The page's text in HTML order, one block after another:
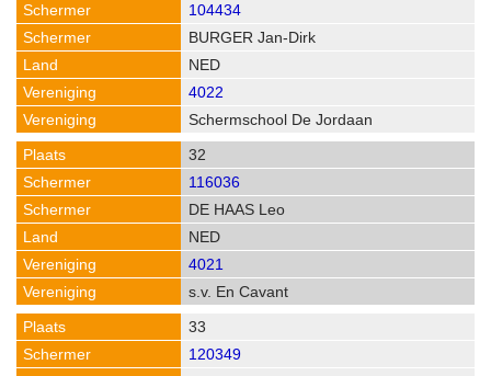
104434
BURGER Jan-Dirk
NED
4022
Schermschool De Jordaan
32
116036
DE HAAS Leo
NED
4021
s.v. En Cavant
33
120349